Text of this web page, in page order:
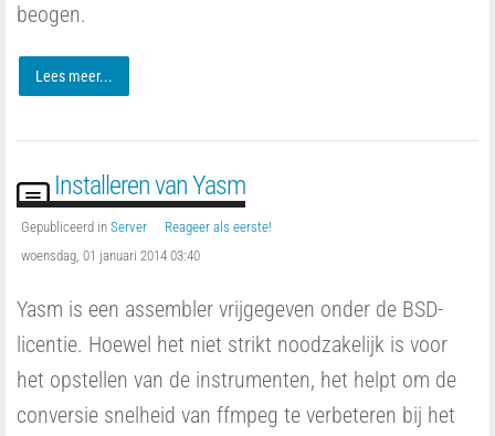
beogen.
Lees meer...
Installeren van Yasm
Gepubliceerd in Server
Reageer als eerste!
woensdag, 01 januari 2014 03:40
Yasm is een assembler vrijgegeven onder de BSD-
licentie. Hoewel het niet strikt noodzakelijk is voor
het opstellen van de instrumenten, het helpt om de
conversie snelheid van ffmpeg te verbeteren bij het